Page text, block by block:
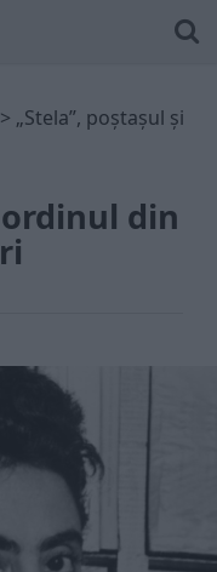
> „Stela”, poștașul și
din